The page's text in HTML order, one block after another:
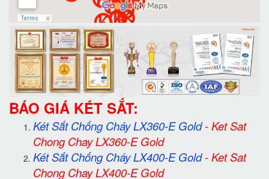
BÁO GIÁ KÉT SẮT:
Két Sắt Chống Cháy LX360-E Gold-Ket Sat
Chong Chay LX360-E Gold
Két Sắt Chống Cháy LX400-E Gold-Ket Sat
Chong Chay LX400-E Gold